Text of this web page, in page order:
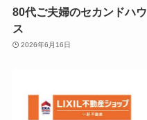
80代ご夫婦のセカンドハウ
ス
2026年6月16日